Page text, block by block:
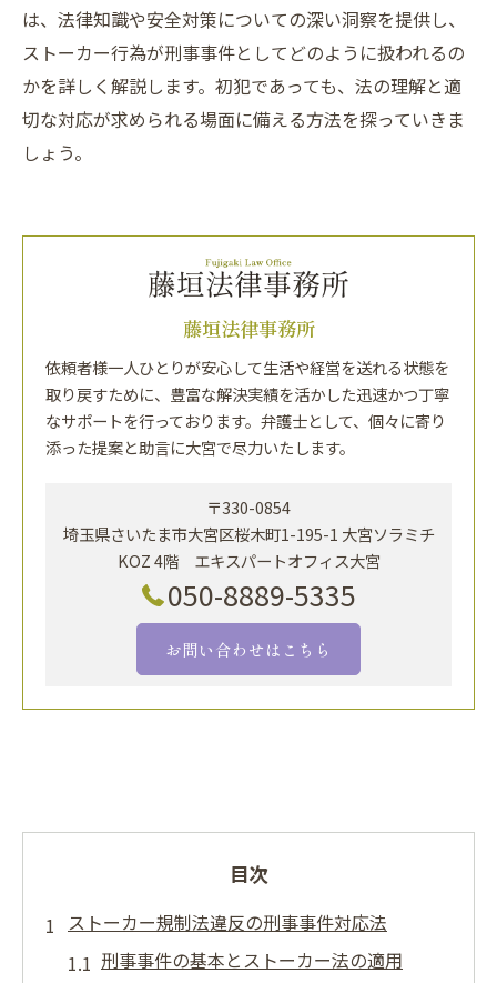
は、法律知識や安全対策についての深い洞察を提供し、
ストーカー行為が刑事事件としてどのように扱われるの
かを詳しく解説します。初犯であっても、法の理解と適
切な対応が求められる場面に備える方法を探っていきま
しょう。
藤垣法律事務所
依頼者様一人ひとりが安心して生活や経営を送れる状態を
取り戻すために、豊富な解決実績を活かした迅速かつ丁寧
なサポートを行っております。弁護士として、個々に寄り
添った提案と助言に大宮で尽力いたします。
〒330-0854
埼玉県さいたま市大宮区桜木町1-195-1 大宮ソラミチ
KOZ 4階 エキスパートオフィス大宮
050-8889-5335
お問い合わせはこちら
目次
ストーカー規制法違反の刑事事件対応法
刑事事件の基本とストーカー法の適用